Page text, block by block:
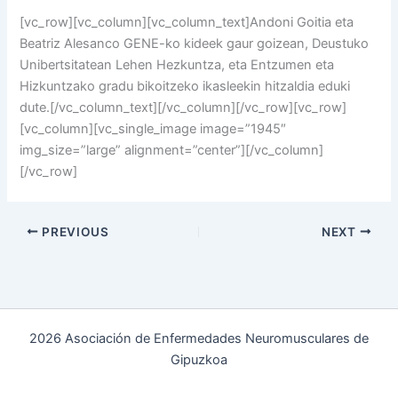
[vc_row][vc_column][vc_column_text]Andoni Goitia eta
Beatriz Alesanco GENE-ko kideek gaur goizean, Deustuko
Unibertsitatean Lehen Hezkuntza, eta Entzumen eta
Hizkuntzako gradu bikoitzeko ikasleekin hitzaldia eduki
dute.[/vc_column_text][/vc_column][/vc_row][vc_row]
[vc_column][vc_single_image image=”1945″
img_size=”large” alignment=”center”][/vc_column]
[/vc_row]
PREVIOUS NEXT
2026 Asociación de Enfermedades Neuromusculares de
Gipuzkoa